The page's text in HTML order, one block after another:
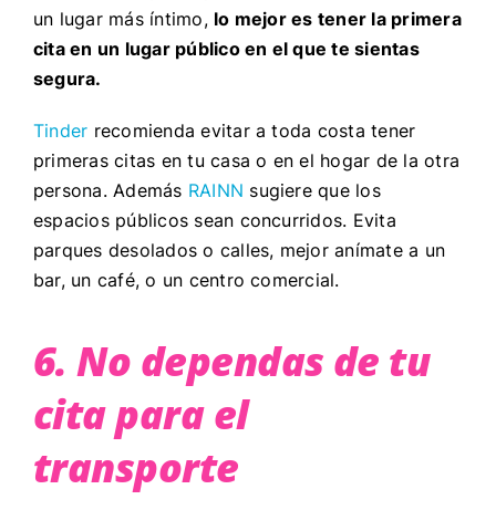
un lugar más íntimo, lo mejor es tener la primera
cita en un lugar público en el que te sientas
segura.
Tinder recomienda evitar a toda costa tener
primeras citas en tu casa o en el hogar de la otra
persona. Además RAINN sugiere que los
espacios públicos sean concurridos. Evita
parques desolados o calles, mejor anímate a un
bar, un café, o un centro comercial.
6. No dependas de tu
cita para el
transporte